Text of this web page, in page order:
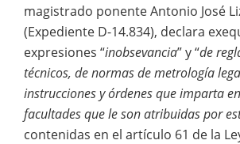
magistrado ponente Antonio José
(Expediente D-14.834), declara
expresiones “inobsevancia” y “de
técnicos, de normas de metrología
instrucciones y órdenes que imparta
facultades que le son atribuidas por
contenidas en el artículo 61 de la